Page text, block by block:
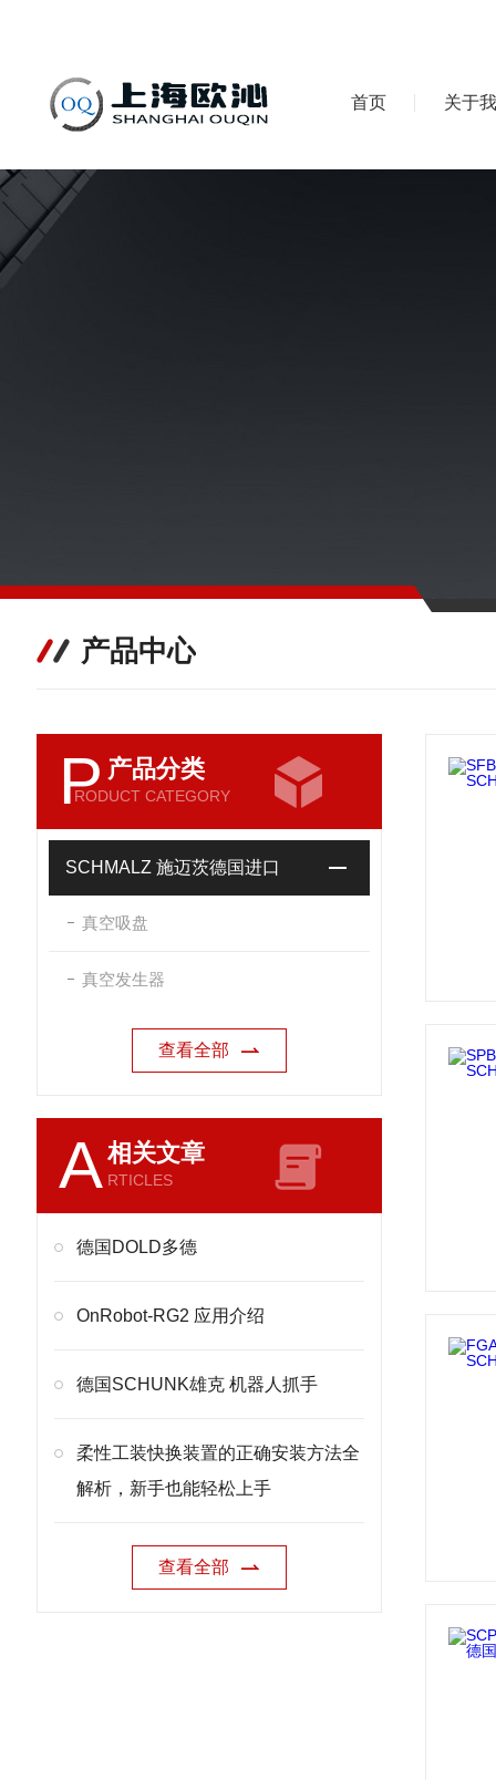
首页 关于
产品中心
P 产品分类
RODUCT CATEGORY
SCHMALZ 施迈茨德国进口
真空吸盘
真空发生器
查看全部
A相关文章
RTICLES
德国DOLD多德
OnRobot-RG2 应用介绍
德国SCHUNK雄克 机器人抓手
柔性工装快换装置的正确安装方法全
解析，新手也能轻松上手
查看全部